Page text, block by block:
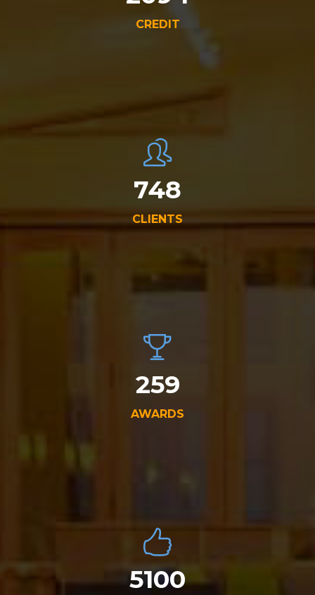
CREDIT
750
CLIENTS
259
AWARDS
5100